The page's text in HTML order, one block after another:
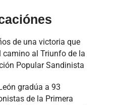
de una victoria que
camino al Triunfo de la
Popular Sandinista
gradúa a 93
de la Primera